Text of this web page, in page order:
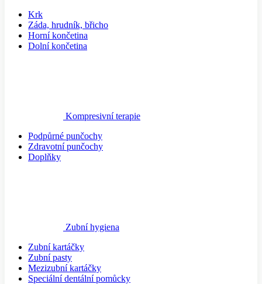
Krk
Záda, hrudník, břicho
Horní končetina
Dolní končetina
Kompresivní terapie
Podpůrné punčochy
Zdravotní punčochy
Doplňky
Zubní hygiena
Zubní kartáčky
Zubní pasty
Mezizubní kartáčky
Speciální dentální pomůcky